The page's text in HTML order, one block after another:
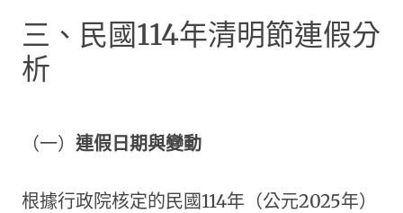
三、民國114年清明節連假分
析
（一） 連假日期與變動
根據行政院核定的民國114年（公元2025年）